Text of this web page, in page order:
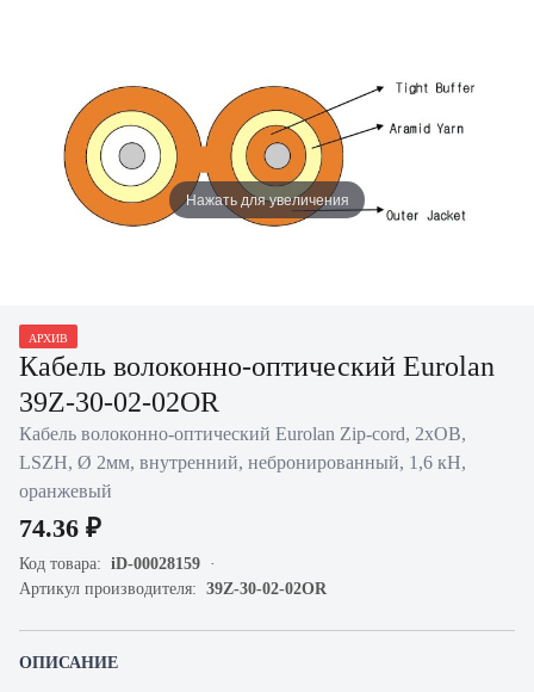
Нажать для увеличения
АРХИВ
Кабель волоконно-оптический Eurolan
39Z-30-02-02OR
Кабель волоконно-оптический Eurolan Zip-cord, 2хОВ,
LSZH, Ø 2мм, внутренний, небронированный, 1,6 кН,
оранжевый
74.36 ₽
Код товара: iD-00028159
Артикул производителя: 39Z-30-02-02OR
ОПИСАНИЕ